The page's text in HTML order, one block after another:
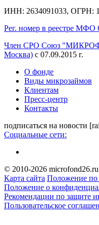
ИНН: 2634091033, ОГРН:
Рег. номер в реестре МФО
Член СРО Союз
Москва) с 07.09.2015 г.
О фонде
Виды микрозаймов
Клиентам
Пресс-центр
Контакты
подписаться на новости
Социальные сети:
© 2010-2026
Карта сайта Положение по
Положение о
Рекомендации по защите
Пользовательское